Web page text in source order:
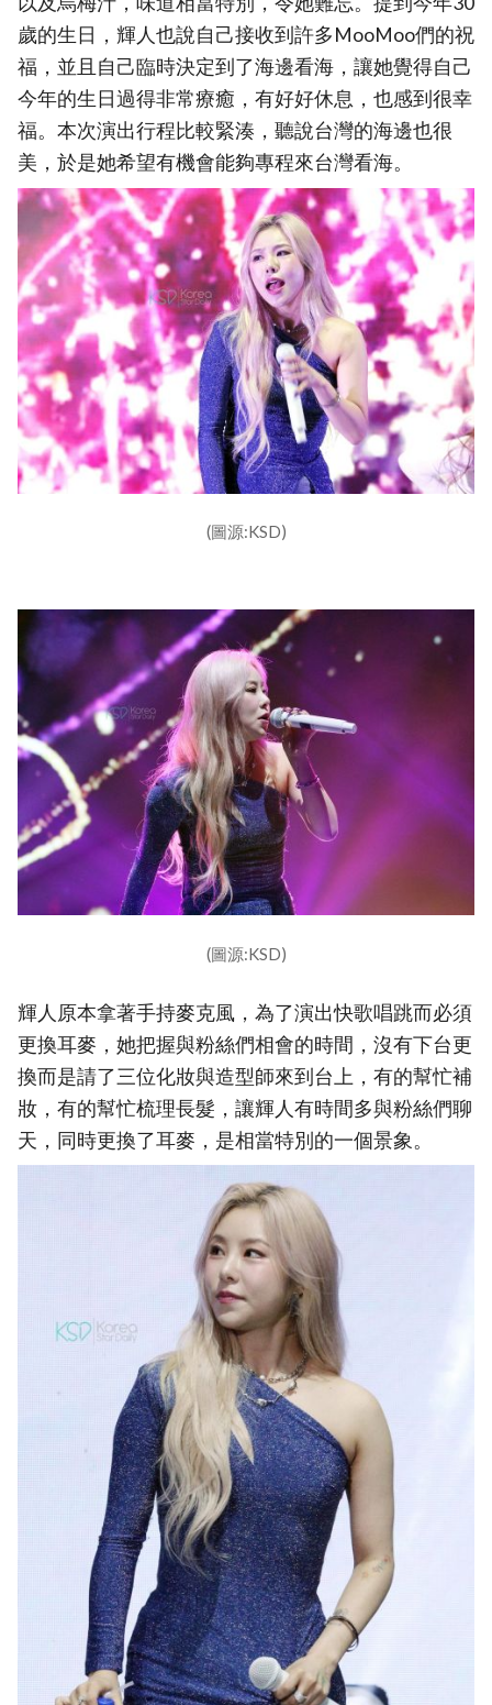
歲的生日，輝人也說自己接收到許多MooMoo們的祝
福，並且自己臨時決定到了海邊看海，讓她覺得自己
今年的生日過得非常療癒，有好好休息，也感到很幸
福。本次演出行程比較緊湊，聽說台灣的海邊也很
美，於是她希望有機會能夠專程來台灣看海。
(圖源:KSD)
(圖源:KSD)
輝人原本拿著手持麥克風，為了演出快歌唱跳而必須
更換耳麥，她把握與粉絲們相會的時間，沒有下台更
換而是請了三位化妝與造型師來到台上，有的幫忙補
妝，有的幫忙梳理長髮，讓輝人有時間多與粉絲們聊
天，同時更換了耳麥，是相當特別的一個景象。